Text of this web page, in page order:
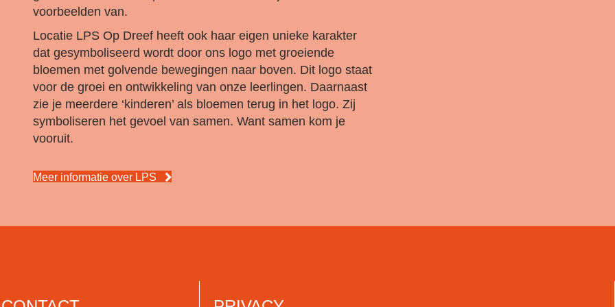
voorbeelden van.
Locatie LPS Op Dreef heeft ook haar eigen unieke karakter
dat gesymboliseerd wordt door ons logo met groeiende
bloemen met golvende bewegingen naar boven. Dit logo staat
voor de groei en ontwikkeling van onze leerlingen. Daarnaast
zie je meerdere ‘kinderen’ als bloemen terug in het logo. Zij
symboliseren het gevoel van samen. Want samen kom je
vooruit.
Meer informatie over LPS